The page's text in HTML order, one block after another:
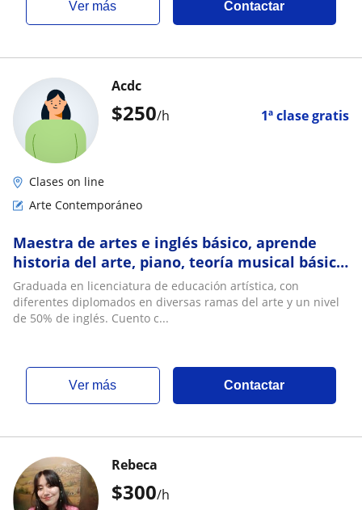
ver más Contactar
$250/h 1ª clase gratis
Acdc
Clases on line
Arte Contemporáneo
Maestra de artes e inglés básico, aprende
historia del arte, piano, teoría musical básica,
dibujo o pintura
Graduada en licenciatura de educación artística, con
diferentes diplomados en diversas ramas del arte y un nivel
de 50% de inglés. Cuento c...
ver más Contactar
$300/h
Rebeca